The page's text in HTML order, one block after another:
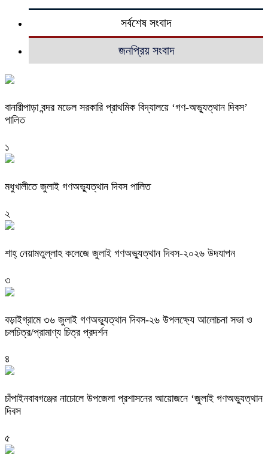
সর্বশেষ সংবাদ
জনপ্রিয় সংবাদ
বানারীপাড়া বন্দর মডেল সরকারি প্রাথমিক বিদ্যালয়ে ‘গণ-অভ্যুত্থান দিবস’
পালিত
১
মধুখালীতে জুলাই গণঅভ্যুত্থান দিবস পালিত
২
শাহ্ নেয়ামতুল্লাহ কলেজে জুলাই গণঅভ্যুত্থান দিবস-২০২৬ উদযাপন
৩
বড়াইগ্রামে ৩৬ জুলাই গণঅভ্যুত্থান দিবস-২৬ উপলক্ষ্যে আলোচনা সভা ও
চলচিত্র/প্রামাণ্য চিত্র প্রদর্শন
৪
চাঁপাইনবাবগঞ্জের নাচোলে উপজেলা প্রশাসনের আয়োজনে ‘জুলাই গণঅভ্যুত্থান
দিবস
৫